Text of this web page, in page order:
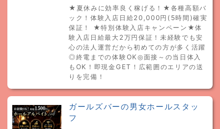
★夏休みに効率良く稼げる！★各種高額バ
ック！体験入店日給20,000円(5時間)確実
保証！ ★特別体験入店キャンペーン★体
験入店日給最大2万円保証！未経験でも安
心の法人運営だから初めての方が多く活躍
◎終電までの体験OK◎面接～の当日体入
もOK！即現金GET！広範囲のエリアの送
りを完備！
ガールズバーの男女ホールスタッ
フ